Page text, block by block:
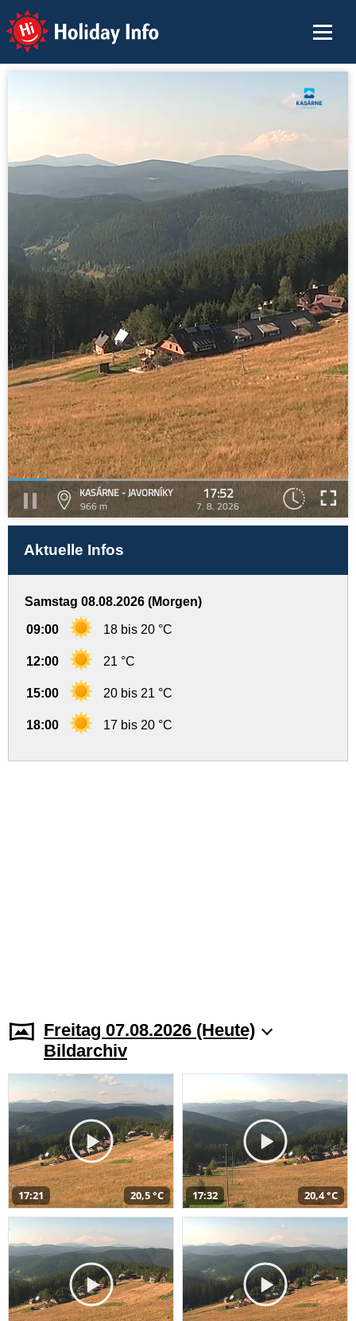
Holiday Info
KASÁRNE - JAVORNÍKY
966 m
17:52
7. 8. 2026
Aktuelle Infos
Samstag 08.08.2026 (Morgen)
09:00 18 bis 20 °C
12:00 21 °C
15:00 20 bis 21 °C
18:00 17 bis 20 °C
Freitag 07.08.2026 (Heute)
Bildarchiv
17:21 20,5 °C 17:32 20,4 °C